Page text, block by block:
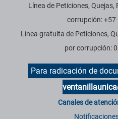
Línea de Peticiones,
corrupción: +57
Línea gratuita de Peticiones,
por corrupción:
Para radicación de
Canales de